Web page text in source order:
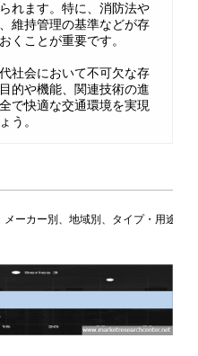
れます。特に、消防法や
維持管理の基準などが存
くことが重要です。
社会において不可欠な存
的や機能、関連技術の進
で快適な交通環境を実現
う。
ーカー別、地域別、タイプ・用途別